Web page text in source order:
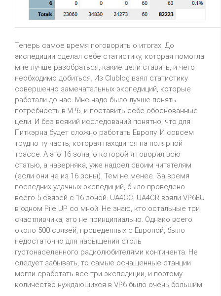
Теперь самое время поговорить о итогах. До
экспедиции сделал себе статистику, которая помогла
мне лучше разобраться, какие цели ставить, и чего
необходимо добиться. Из Clublog взял статистику
совершенно замечательных экспедиций, которые
работали до нас. Мне надо было лучше понять
потребность в VP6, и поставить себе обоснованные
цели. И без всякий исследований понятно, что для
Питкэрна будет сложно работать Европу. И совсем
трудно ту часть, которая находится на полярной
трассе. А это 16 зона, о которой я говорил всю
статью, а наверняка, уже надоел своим читателям
(если они не из 16 зоны). Тем не менее. За время
последних удачных экспедиций, было проведено
всего 5 связей с 16 зоной. UA4CC, UA4CR взяли VP6EU
в одном Pile UP со мной. Не знаю, кто остальные три
счастливчика, это не принципиально. Однако всего
около 500 связей, проведенных с Европой, было
недостаточно для насыщения столь
густонаселенного радиолюбителями континента. Не
следует забывать, то самые оснащенные станции
могли сработать все три экспедиции, и поэтому
количество нуждающихся в VP6 было очень большим.